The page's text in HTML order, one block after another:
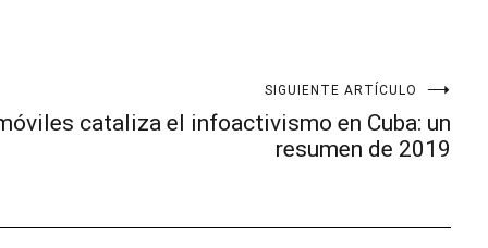
SIGUIENTE ARTÍCULO
cataliza el infoactivismo en Cuba: un
resumen de 2019